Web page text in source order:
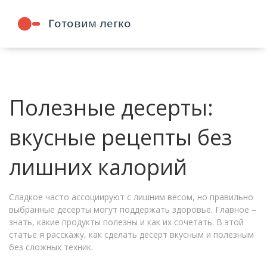
Полезные десерты:
вкусные рецепты без
лишних калорий
Сладкое часто ассоциируют с лишним весом, но правильно
выбранные десерты могут поддержать здоровье. Главное –
знать, какие продукты полезны и как их сочетать. В этой
статье я расскажу, как сделать десерт вкусным и полезным
без сложных техник.